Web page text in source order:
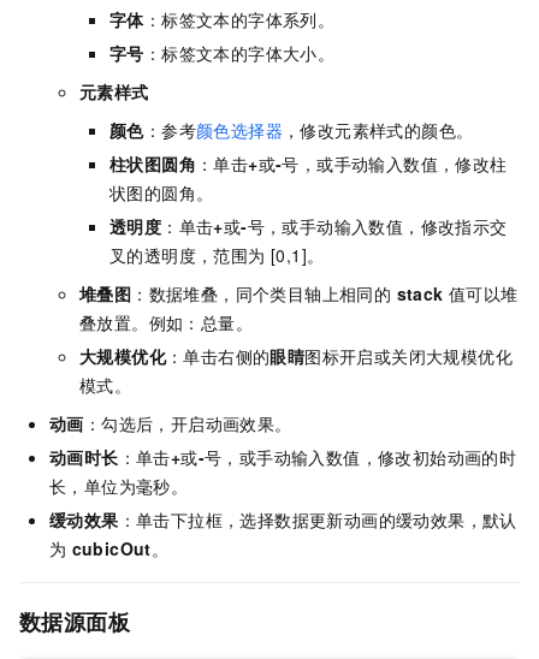
字体：标签文本的字体系列。
字号 ：标签文本的字体大小。
元素样式
颜色：参考颜色选择器 ，修改元素样式的颜色。
柱状图圆角 ：单击+或-号，或手动输入数值，修改柱
状图的圆角。
透明度 ：单击+或-号，或手动输入数值，修改指示交
叉的透明度，范围为 [0,1]。
堆叠图 ：数据堆叠，同个类目轴上相同的 stack 值可以堆
叠放置。例如：总量。
大规模优化：单击右侧的眼睛图标开启或关闭大规模优化
模式。
动画 ：勾选后，开启动画效果。
动画时长 ：单击+或-号，或手动输入数值，修改初始动画的时
长，单位为毫秒。
缓动效果 ：单击下拉框，选择数据更新动画的缓动效果，默认
为 cubicOut。
数据源面板